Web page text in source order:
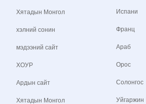
Хятадын Монгол
хэлний сонин
мэдээний сайт
ХОУР
Ардын сайт
Хятадын Монгол
Испани
Франц
Араб
Орос
Солонгос
Уйгаржин